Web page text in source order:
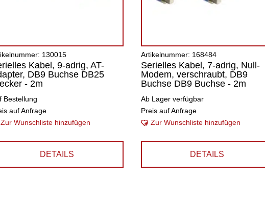
130015
Kabel, 9-adrig, AT-
DB9 Buchse DB25
- 2m
Bestellung
auf Anfrage
Zur Wunschliste hinzufügen
DETAILS
Artikelnummer: 168484
Serielles Kabel, 7-adrig, Null-
Modem, verschraubt, DB9
Buchse DB9 Buchse - 2m
Ab Lager verfügbar
Preis auf Anfrage
Zur Wunschliste hinzufügen
DETAILS